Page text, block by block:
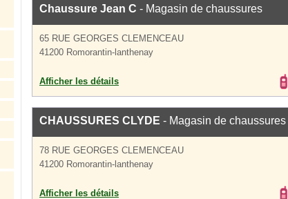
Chaussure Jean C - Magasin de chaussures
65 RUE GEORGES CLEMENCEAU
41200 Romorantin-lanthenay
Afficher les détails
CHAUSSURES CLYDE - Magasin de chaussures
78 RUE GEORGES CLEMENCEAU
41200 Romorantin-lanthenay
Afficher les détails